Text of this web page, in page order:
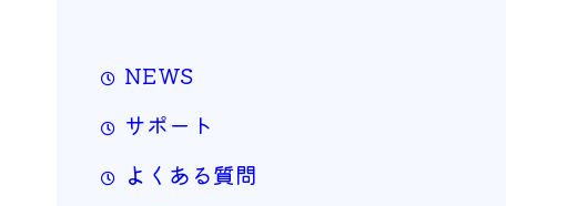
NEWS
サポート
よくある質問